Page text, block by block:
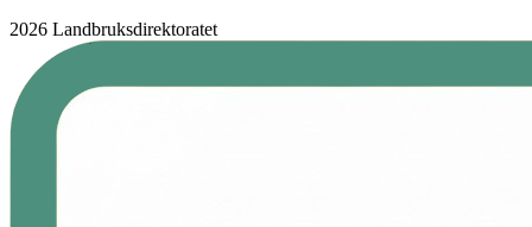
2026 Landbruksdirektoratet